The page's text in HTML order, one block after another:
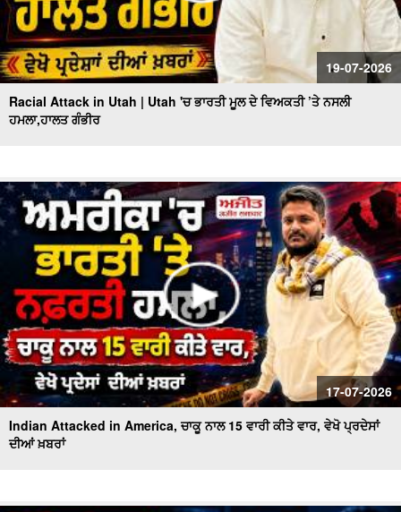
19-07-2026
Racial Attack in Utah | Utah 'ਚ ਭਾਰਤੀ ਮੂਲ ਦੇ ਵਿਅਕਤੀ ’ਤੇ ਨਸਲੀ
ਹਮਲਾ,ਹਾਲਤ ਗੰਭੀਰ
17-07-2026
Indian Attacked in America, ਚਾਕੂ ਨਾਲ 15 ਵਾਰੀ ਕੀਤੇ ਵਾਰ, ਵੇਖੋ ਪ੍ਰਦੇਸਾਂ
ਦੀਆਂ ਖ਼ਬਰਾਂ